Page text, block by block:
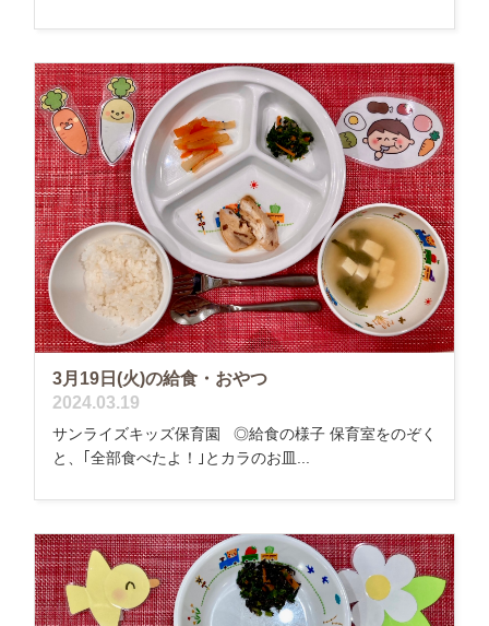
3月19日(火)の給食・おやつ
2024.03.19
サンライズキッズ保育園 ◎給食の様子 保育室をのぞく
と、｢全部食べたよ！｣とカラのお皿...